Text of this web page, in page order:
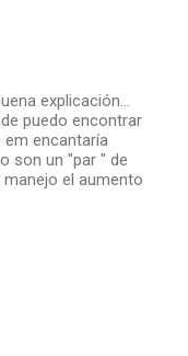
explicación...
puedo encontrar
encantaría
son un "par " de
el aumento